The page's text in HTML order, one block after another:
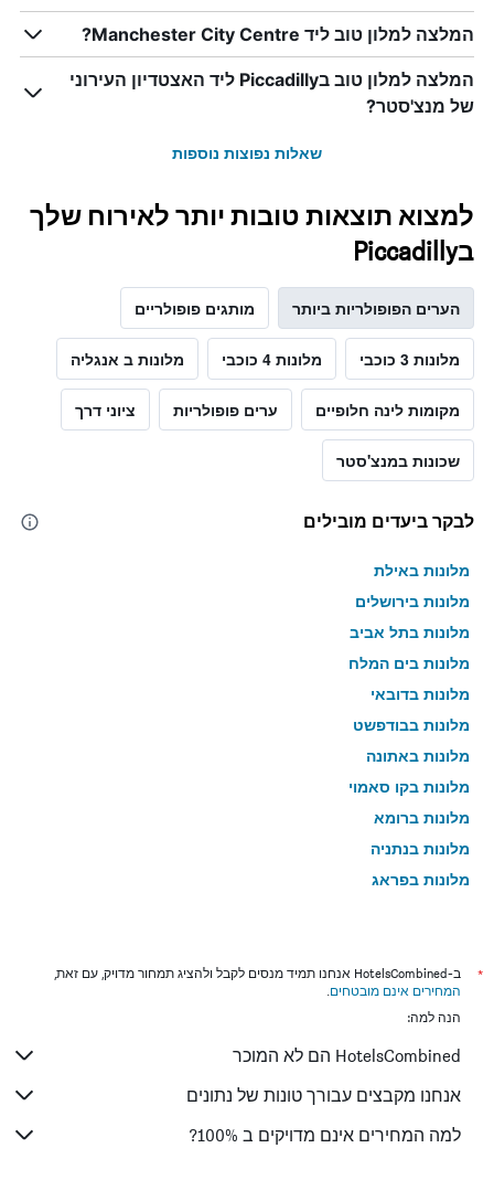
המלצה למלון טוב ליד Manchester City Centre?
המלצה למלון טוב בPiccadilly ליד האצטדיון העירוני
של מנצ'סטר?
שאלות נפוצות נוספות
למצוא תוצאות טובות יותר לאירוח שלך
בPiccadilly
הערים הפופולריות ביותר מותגים פופולריים
מלונות 3 כוכבי מלונות 4 כוכבי מלונות ב אנגליה
מקומות לינה חלופיים ערים פופולריות ציוני דרך
שכונות במנצ'סטר
לבקר ביעדים מובילים
מלונות באילת
מלונות בירושלים
מלונות בתל אביב
מלונות בים המלח
מלונות בדובאי
מלונות בבודפשט
מלונות באתונה
מלונות בקו סאמוי
מלונות ברומא
מלונות בנתניה
מלונות בפראג
מלונות בניו יורק
מלונות בבנגקוק
מלונות בפאפוס
מלונות בלימסול
מלונות בפאטונג
*
ב-HotelsCombined אנחנו תמיד מנסים לקבל ולהציג תמחור מדויק, עם זאת,
המחירים אינם מובטחים.
הנה למה:
HotelsCombined הם לא המוכר
אנחנו מקבצים עבורך טונות של נתונים
למה המחירים אינם מדויקים ב 100%?